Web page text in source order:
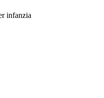
infanzia